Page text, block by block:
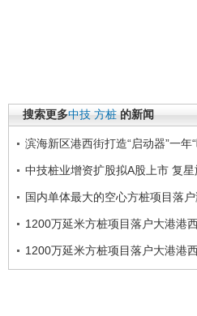
搜索更多中技 方桩 的新闻
滨海新区港西街打造“启动器”一年
中技桩业增资扩股拟A股上市 复
国内单体最大的空心方桩项目落
1200万延米方桩项目落户大港港
1200万延米方桩项目落户大港港